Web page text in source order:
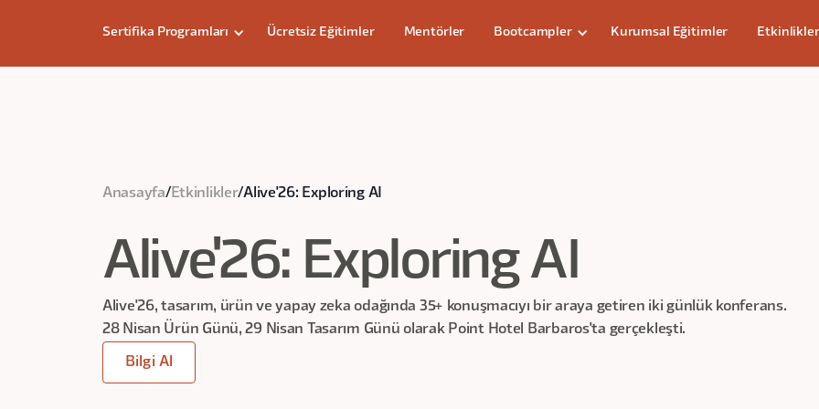
Sertifika Programları Ücretsiz Eğitimler Mentörler Bootcampler Kurumsal Eğitimler Etkinlikler
Anasayfa/ Etkinlikler/Alive'26: Exploring AI
Alive'26: Exploring AI
Alive'26, tasarım, ürün ve yapay zeka odağında 35+ konuşmacıyı bir araya getiren iki günlük konferans.
28 Nisan Ürün Günü, 29 Nisan Tasarım Günü olarak Point Hotel Barbaros'ta gerçekleşti.
Bilgi Al